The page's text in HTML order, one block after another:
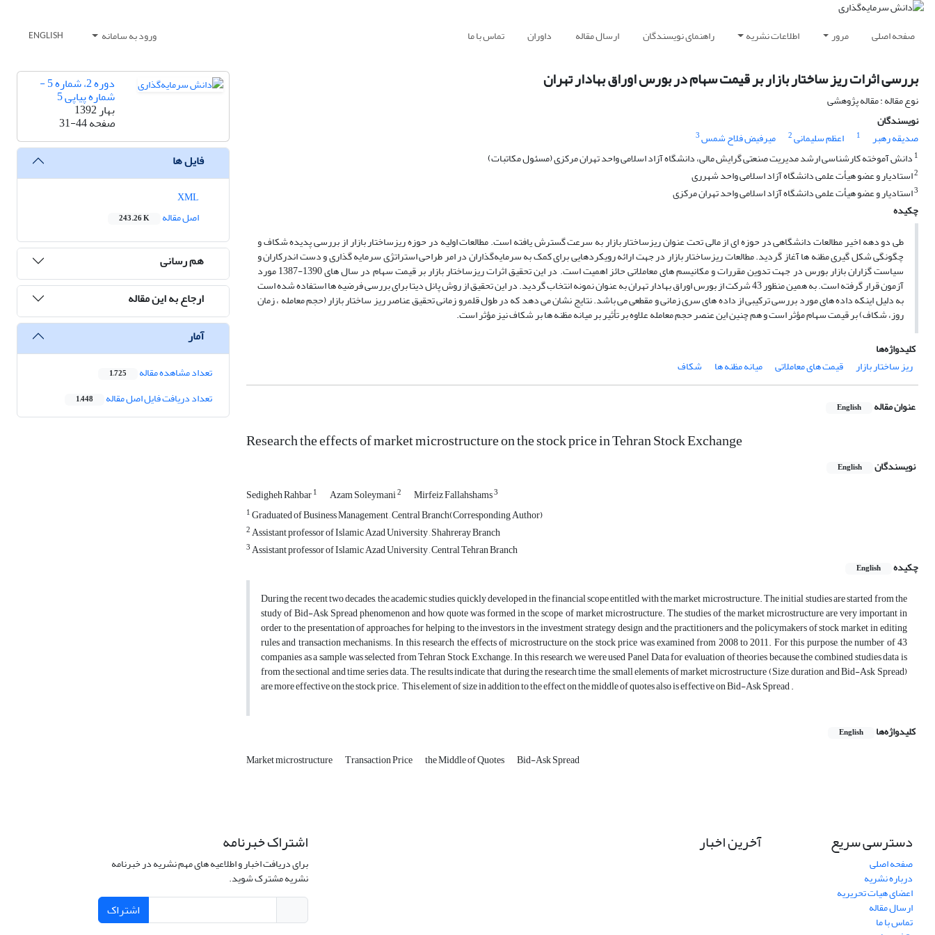
صفحه اصلی مرور اطلاعات نشریه راهنمای نویسندگان ارسال مقاله داوران تماس با ما ورود به سامانه ENGLISH
بررسی اثرات ریز ساختار بازار بر قیمت سهام در بورس اوراق بهادار تهران
نوع مقاله : مقاله پژوهشی
نویسندگان
صدیقه رهبر
1 اعظم سلیمانی2 میرفیض فلاح شمس3
1 دانش آموخته کارشناسی ارشد مدیریت صنعتی گرایش مالی، دانشگاه آزاد اسلامی واحد تهران مرکزی (مسئول مکاتبات)
2استادیار و عضو هیأت علمی دانشگاه آزاد اسلامی واحد شهرری
3استادیار و عضو هیأت علمی دانشگاه آزاد اسلامی واحد تهران مرکزی
چکیده
طی دو دهه اخیر مطالعات دانشگاهی در حوزه ای از مالی تحت عنوان ریزساختار بازار به سرعت گسترش یافته است. مطالعات اولیه در حوزه ریزساختار بازار از بررسی پدیده شکاف و
چگونگی شکل گیری مظنه ها آغاز گردید. مطالعات ریزساختار بازار در جهت ارائه رویکردهایی برای کمک به سرمایه‌گذاران در امر طراحی استراتژی سرمایه گذاری و دست اندرکاران و
سیاست گزاران بازار بورس در جهت تدوین مقررات و مکانیسم های معاملاتی حائز اهمیت است. در این تحقیق اثرات ریزساختار بازار بر قیمت سهام در سال های 1390-1387 مورد
آزمون قرار گرفته است. به همین منظور 43 شرکت از بورس اوراق بهادار تهران به عنوان نمونه انتخاب گردید. در این تحقیق از روش پانل دیتا برای بررسی فرضیه ها استفاده شده است
به دلیل اینکه داده های مورد بررسی ترکیبی از داده های سری زمانی و مقطعی می باشد. نتایج نشان می دهد که در طول قلمرو زمانی تحقیق عناصر ریز ساختار بازار (حجم معامله ، زمان
روز، شکاف) بر قیمت سهام مؤثر است و هم چنین این عنصر حجم معامله علاوه بر تأثیر بر میانه مظنه ها بر شکاف نیز مؤثر است.
کلیدواژه‌ها
ریز ساختار بازار
قیمت های معاملاتی میانه مظنه ها شکاف
عنوان مقاله English
Research the effects of market microstructure on the stock price in Tehran Stock Exchange
نویسندگان English
Sedigheh Rahbar1 Azam Soleymani2 Mirfeiz Fallahshams3
1Graduated of Business Management , Central Branch(Corresponding Author)
2Assistant professor of Islamic Azad University , Shahreray Branch
3Assistant professor of Islamic Azad University , Central Tehran Branch
چکیده
English
During the recent two decades, the academic studies quickly developed in the financial scope entitled with the market microstructure. The initial studies are started from the
study of Bid-Ask Spread phenomenon and how quote was formed in the scope of market microstructure. The studies of the market microstructure are very important in
order to the presentation of approaches for helping to the investors in the investment strategy design and the practitioners and the policymakers of stock market in editing
rules and transaction mechanisms. In this research the effects of microstructure on the stock price was examined from 2008 to 2011. For this purpose, the number of 43
companies as a sample was selected from Tehran Stock Exchange. In this research, we were used Panel Data for evaluation of theories because the combined studies data is
from the sectional and time series data. The results indicate that during the research time, the small elements of market microstructure (Size, duration and Bid-Ask Spread)
are more effective on the stock price. This element of size in addition to the effect on the middle of quotes also is effective on Bid-Ask Spread .
کلیدواژه‌ها English
Market microstructure Transaction Price the Middle of Quotes Bid-Ask Spread
دوره 2، شماره 5 -
شماره پیاپی 5
بهار 1392
صفحه31-44
فایل ها
اصل مقاله
243.26 K
هم رسانی
ارجاع به این مقاله
آمار
تعداد مشاهده مقاله 1,725
تعداد دریافت فایل اصل مقاله 1,448
دسترسی سریع
صفحه اصلی
درباره نشریه
اعضای هیات تحریریه
ارسال مقاله
تماس با ما
آخرین اخبار اشتراک خبرنامه
برای دریافت اخبار و اطلاعیه های مهم نشریه در خبرنامه
نشریه مشترک شوید.
اشتراک